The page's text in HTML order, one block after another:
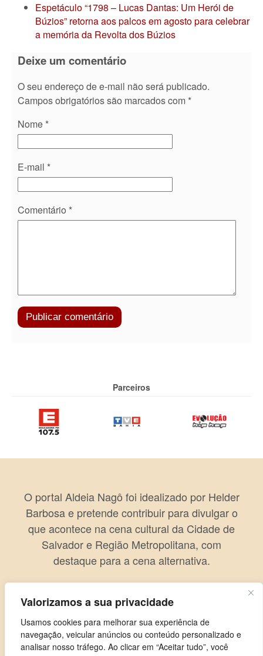
Valorizamos a sua privacidade
Usamos cookies para melhorar sua experiência de
navegação, veicular anúncios ou conteúdo personalizado e
analisar nosso tráfego. Ao clicar em “Aceitar tudo”, você
Espetáculo “1798 – Lucas Dantas: Um Herói de
Búzios” retorna aos palcos em agosto para celebrar
a memória da Revolta dos Búzios
Deixe um comentário
O seu endereço de e-mail não será publicado.
Campos obrigatórios são marcados com *
Nome *
E-mail *
Comentário *
Parceiros
O portal Aldeia Nagô foi idealizado por Helder
Barbosa e pretende contribuir para divulgar o
que acontece na cena cultural da Cidade de
Salvador e Região Metropolitana, com
destaque para a cena alternativa.